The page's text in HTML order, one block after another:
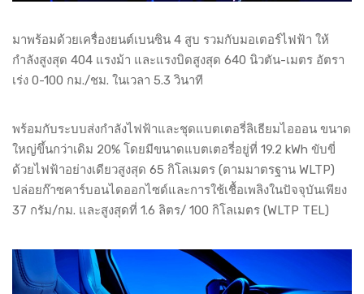
มาพร้อมด้วยเครื่องยนต์เบนซิน 4 สูบ รวมกับมอเตอร์ไฟฟ้า ให้
กำลังสูงสุด 404 แรงม้า และแรงบิดสูงสุด 640 นิวตัน-เมตร อัตรา
เร่ง 0-100 กม./ชม. ในเวลา 5.3 วินาที
พร้อมกับระบบส่งกำลังไฟฟ้าและชุดแบตเตอรี่ลิเธียมไอออน ขนาด
ใหญ่ขึ้นกว่าเดิม 20% โดยมีขนาดแบตเตอรี่อยู่ที่ 19.2 kWh ขับขี่
ด้วยไฟฟ้าอย่างเดียวสูงสุด 65 กิโลเมตร (ตามมาตรฐาน WLTP)
ปล่อยก๊าซคาร์บอนไดออกไซด์และการใช้เชื้อเพลิงในปัจจุบันเพียง
37 กรัม/กม. และสูงสุดที่ 1.6 ลิตร/ 100 กิโลเมตร (WLTP TEL)